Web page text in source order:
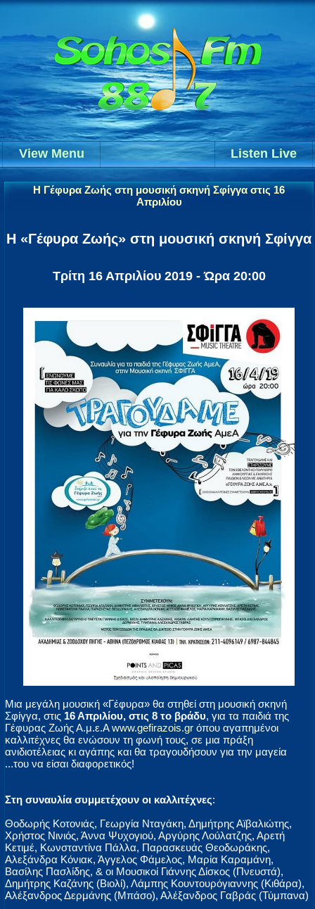
Listen Live
View Menu
Η Γέφυρα Ζωής στη μουσική σκηνή Σφίγγα στις 16
Απριλίου
Η «Γέφυρα Ζωής» στη μουσική σκηνή Σφίγγα
Τρίτη 16 Απριλίου 2019 - Ώρα 20:00
Μια μεγάλη μουσική «Γέφυρα» θα στηθεί στη μουσική σκηνή
Σφίγγα, στις 16 Απριλίου, στις 8 το βράδυ, για τα παιδιά της
Γέφυρας Ζωής Α.μ.ε.Αwww.gefirazois.gr όπου αγαπημένοι
καλλιτέχνες θα ενώσουν τη φωνή τους, σε μια πράξη
ανιδιοτέλειας κι αγάπης και θα τραγουδήσουν για την μαγεία
...του να είσαι διαφορετικός!
Στη συναυλία συμμετέχουν οι καλλιτέχνες:
Θοδωρής Κοτονιάς, Γεωργία Νταγάκη, Δημήτρης Αϊβαλιώτης,
Χρήστος Νινιός, Άννα Ψυχογιού, Αργύρης Λούλατζης, Αρετή
Κετιμέ, Κωνσταντίνα Πάλλα, Παρασκευάς Θεοδωράκης,
Αλεξάνδρα Κόνιακ, Άγγελος Φάμελος, Μαρία Καραμάνη,
Βασίλης Πασλίδης, & οι Μουσικοί Γιάννης Δίσκος (Πνευστά),
Δημήτρης Καζάνης (Βιολί), Λάμπης Κουντουρόγιαννης (Κιθάρα),
Αλέξανδρος Δερμάνης (Μπάσο), Αλέξανδρος Γαβράς (Τύμπανα)